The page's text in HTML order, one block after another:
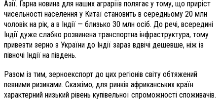
Азії. Гарна новина для наших аграріїв полягає у тому, що приріст
чисельності населення у Китаї становить в середньому 20 млн
чоловік на рік, а в Індії — близько 30 млн осіб. До речі, всередині
Індії дуже слабко розвинена транспортна інфраструктура, тому
привезти зерно з України до Індії зараз вдвічі дешевше, ніж із
півночі Індії на південь.
Разом із тим, зерноекспорт до цих регіонів світу обтяжений
певними ризиками. Скажімо, для ринків африканських країн
характерний низький рівень купівельної спроможності споживачів.